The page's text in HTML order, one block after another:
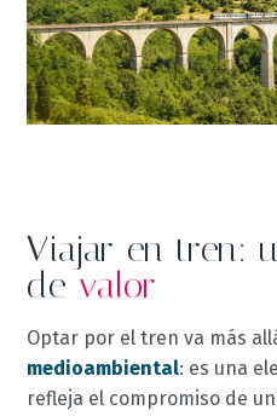
Viajar en tren:
de valor
Optar por el tren va más
medioambiental: es una
refleja el compromiso de